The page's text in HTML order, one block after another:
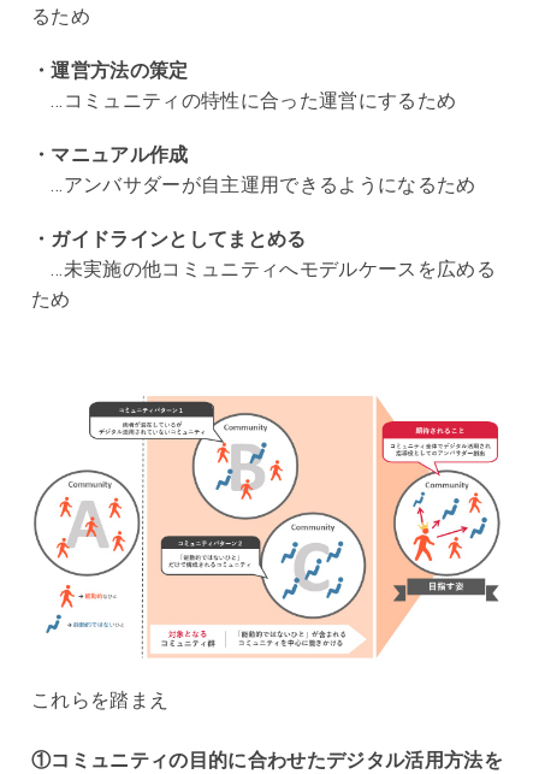
るため
・運営方法の策定
…コミュニティの特性に合った運営にするため
・マニュアル作成
…アンバサダーが自主運用できるようになるため
・ガイドラインとしてまとめる
…未実施の他コミュニティへモデルケースを広める
ため
これらを踏まえ
①コミュニティの目的に合わせたデジタル活用方法を